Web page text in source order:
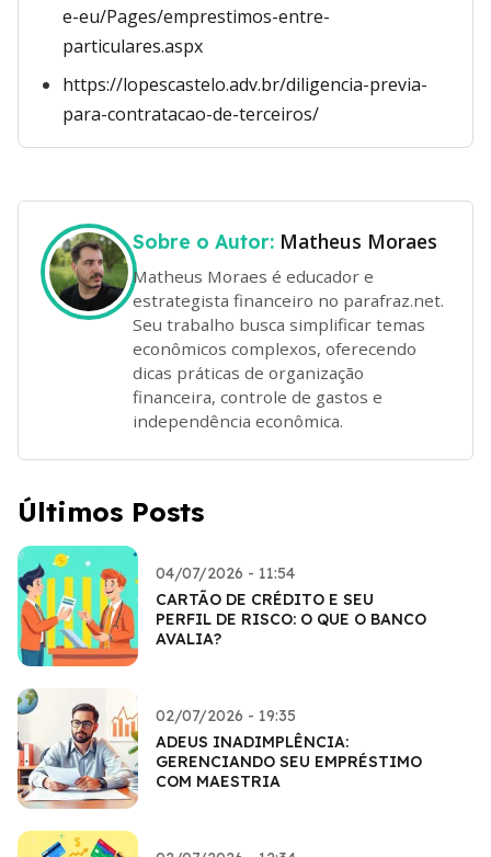
e-eu/Pages/emprestimos-entre-
particulares.aspx
https://lopescastelo.adv.br/diligencia-previa-
para-contratacao-de-terceiros/
Sobre o Autor: Matheus Moraes
Matheus Moraes é educador e
estrategista financeiro no parafraz.net.
Seu trabalho busca simplificar temas
econômicos complexos, oferecendo
dicas práticas de organização
financeira, controle de gastos e
independência econômica.
Últimos Posts
04/07/2026 - 11:54
CARTÃO DE CRÉDITO E SEU
PERFIL DE RISCO: O QUE O BANCO
AVALIA?
02/07/2026 - 19:35
ADEUS INADIMPLÊNCIA:
GERENCIANDO SEU EMPRÉSTIMO
COM MAESTRIA